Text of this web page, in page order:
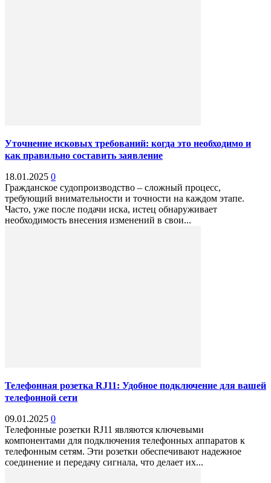
Уточнение исковых требований: когда это необходимо и
как правильно составить заявление
18.01.2025 0
Гражданское судопроизводство – сложный процесс,
требующий внимательности и точности на каждом этапе.
Часто, уже после подачи иска, истец обнаруживает
необходимость внесения изменений в свои...
Телефонная розетка RJ11: Удобное подключение для вашей
телефонной сети
09.01.2025 0
Телефонные розетки RJ11 являются ключевыми
компонентами для подключения телефонных аппаратов к
телефонным сетям. Эти розетки обеспечивают надежное
соединение и передачу сигнала, что делает их...